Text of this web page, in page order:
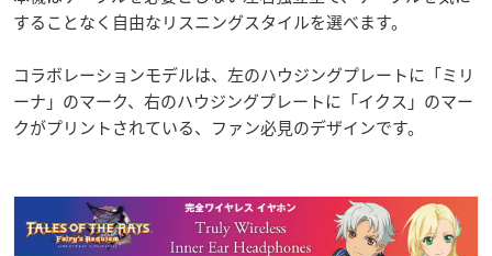
することなく自由なリスニングスタイルを選べます。
コラボレーションモデルは、左のハウジングプレートに「ミリ
ーナ」のマーク、右のハウジングプレートに「イクス」のマー
クがプリントされている、ファン必見のデザインです。